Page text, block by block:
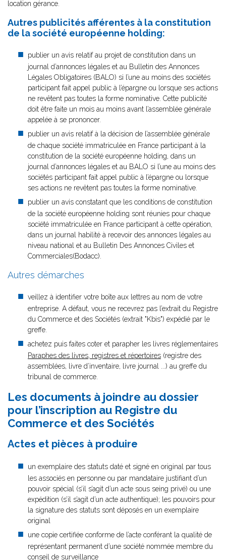
location gérance.
Autres publicités afférentes à la constitution
de la société européenne holding:
publier un avis relatif au projet de constitution dans un
journal d’annonces légales et au Bulletin des Annonces
Légales Obligatoires (BALO) si l’une au moins des sociétés
participant fait appel public à l’épargne ou lorsque ses actions
ne revêtent pas toutes la forme nominative. Cette publicité
doit être faite un mois au moins avant l’assemblée générale
appelée à se prononcer.
publier un avis relatif à la décision de l’assemblée générale
de chaque société immatriculée en France participant à la
constitution de la société européenne holding, dans un
journal d’annonces légales et au BALO si l’une au moins des
sociétés participant fait appel public à l’épargne ou lorsque
ses actions ne revêtent pas toutes la forme nominative.
publier un avis constatant que les conditions de constitution
de la société européenne holding sont réunies pour chaque
société immatriculée en France participant à cette opération,
dans un journal habilité à recevoir des annonces légales au
niveau national et au Bulletin Des Annonces Civiles et
Commerciales(Bodacc).
Autres démarches
veillez à identifier votre boîte aux lettres au nom de votre
entreprise. A défaut, vous ne recevrez pas l’extrait du Registre
du Commerce et des Sociétés (extrait "Kbis") expédié par le
greffe.
achetez puis faites coter et parapher les livres réglementaires
Paraphes des livres, registres et répertoires (registre des
assemblées, livre d’inventaire, livre journal ...) au greffe du
tribunal de commerce.
Les documents à joindre au dossier
pour l’inscription au Registre du
Commerce et des Sociétés
Actes et pièces à produire
un exemplaire des statuts daté et signé en original par tous
les associés en personne ou par mandataire justifiant d’un
pouvoir spécial (s’il s’agit d’un acte sous seing privé) ou une
expédition (s’il s’agit d’un acte authentique); les pouvoirs pour
la signature des statuts sont déposés en un exemplaire
original
une copie certifiée conforme de l’acte conférant la qualité de
représentant permanent d’une société nommée membre du
conseil de surveillance